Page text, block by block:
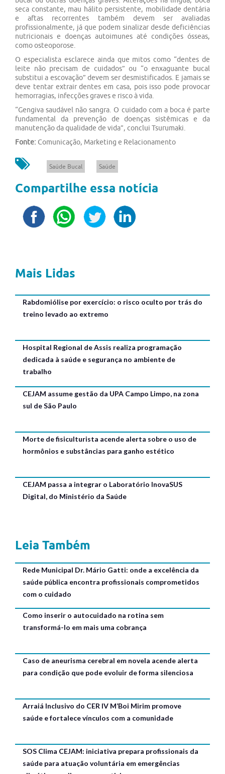
seca constante, mau hálito persistente, mobilidade dentária
e aftas recorrentes também devem ser avaliadas
profissionalmente, já que podem sinalizar desde deficiências
nutricionais e doenças autoimunes até condições ósseas,
como osteoporose.
O especialista esclarece ainda que mitos como “dentes de
leite não precisam de cuidados” ou “o enxaguante bucal
substitui a escovação” devem ser desmistificados. E jamais se
deve tentar extrair dentes em casa, pois isso pode provocar
hemorragias, infecções graves e risco à vida.
“Gengiva saudável não sangra. O cuidado com a boca é parte
fundamental da prevenção de doenças sistêmicas e da
manutenção da qualidade de vida”, conclui Tsurumaki.
Fonte: Comunicação, Marketing e Relacionamento
Saúde Bucal Saúde
Compartilhe essa notícia
Mais Lidas
Rabdomiólise por exercício: o risco oculto por trás do
treino levado ao extremo
Hospital Regional de Assis realiza programação
dedicada à saúde e segurança no ambiente de
trabalho
CEJAM assume gestão da UPA Campo Limpo, na zona
sul de São Paulo
Morte de fisiculturista acende alerta sobre o uso de
hormônios e substâncias para ganho estético
CEJAM passa a integrar o Laboratório InovaSUS
Digital, do Ministério da Saúde
Leia Também
Rede Municipal Dr. Mário Gatti: onde a excelência da
saúde pública encontra profissionais comprometidos
com o cuidado
Como inserir o autocuidado na rotina sem
transformá-lo em mais uma cobrança
Caso de aneurisma cerebral em novela acende alerta
para condição que pode evoluir de forma silenciosa
Arraiá Inclusivo do CER IV M’Boi Mirim promove
saúde e fortalece vínculos com a comunidade
SOS Clima CEJAM: iniciativa prepara profissionais da
saúde para atuação voluntária em emergências